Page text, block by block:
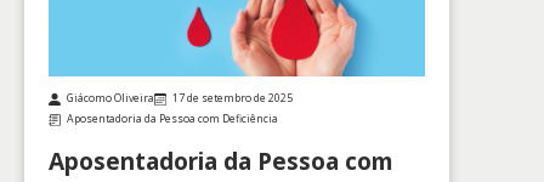
Giácomo Oliveira
17 de setembro de 2025
Aposentadoria da Pessoa com Deficiência
Aposentadoria da Pessoa com